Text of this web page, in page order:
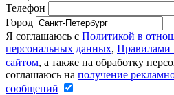
Телефон
Город
Я соглашаюсь с Политикой в
персональных данных, Правилами
сайтом, а также на обработку
соглашаюсь на получение
сообщений